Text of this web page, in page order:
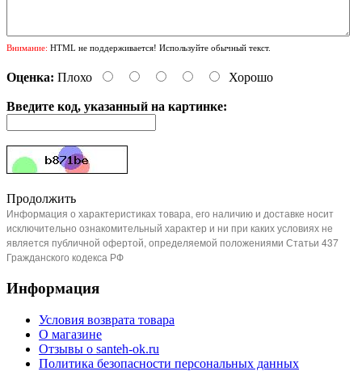
Внимание: HTML не поддерживается! Используйте обычный текст.
Оценка: Плохо Хорошо
Введите код, указанный на картинке:
Продолжить
Информация о характеристиках товара, его наличию и доставке носит
исключительно ознакомительный характер и ни при каких условиях не
является публичной офертой, определяемой положениями Статьи 437
Гражданского кодекса РФ
Информация
Условия возврата товара
О магазине
Отзывы о santeh-ok.ru
Политика безопасности персональных данных